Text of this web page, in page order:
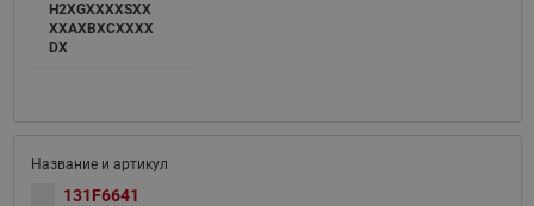
H2XGXXXXSXX
XXAXBXCXXXX
DX
131F6641